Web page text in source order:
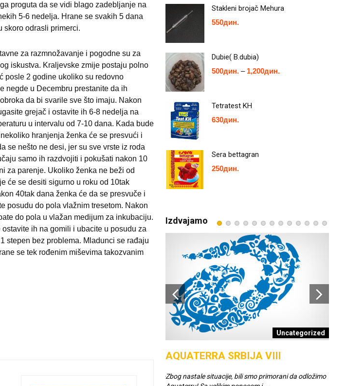
proguta da se vidi blago zadebljanje na
5-6 nedelja. Hrane se svakih 5 dana
skoro odrasli primerci.
za razmnožavanje i pogodne su za
iskustva. Kraljevske zmije postaju polno
posle 2 godine ukoliko su redovno
negde u Decembru prestanite da ih
da bi svarile sve što imaju. Nakon
grejač i ostavite ih 6-8 nedelja na
u intervalu od 7-10 dana. Kada bude
hranjenja ženka će se presvući i
se nešto ne desi, jer su sve vrste iz roda
samo ih razdvojiti i pokušati nakon 10
za parenje. Ukoliko ženka ne beži od
će se desiti sigurno u roku od 10tak
40tak dana ženka će da se presvuče i
posudu do pola vlažnim tresetom. Nakon
do pola u vlažan medijum za inkubaciju.
ih na gomili i ubacite u posudu za
stepen bez problema. Mladunci se rađaju
se tek rođenim miševima takozvanim
Stakleni brojač Mehura
550дин.
Dubie( B.dubia)
500дин. – 1,200дин.
Tetratest KH
630дин.
Sera bettagran
250дин.
Izdvajamo
Uncategorized
AQUATERRA SRBIJA VIII
Zbog nastale situacije, bili smo primorani da odložimo